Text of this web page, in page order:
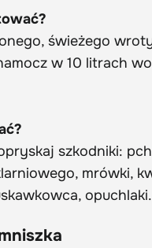
świeżego
w 10 litrach
szkodniki:
mrówki,
opuchlaki.